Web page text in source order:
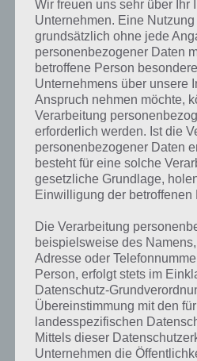
Kurze
Ruine
Wir freuen uns sehr über Ihr
Unternehmen. Eine
grundsätzlich ohne jede
personenbezogener Daten
betroffene Person
Unternehmens über unsere
Anspruch nehmen möchte,
Verarbeitung
erforderlich werden. Ist die
personenbezogener Daten
besteht für eine solche
gesetzliche Grundlage,
Einwilligung der betroffenen
Die Verarbeitung
beispielsweise des
Adresse oder
Person, erfolgt stets im
Datenschutz-
Übereinstimmung mit den
landesspezifischen
Mittels dieser
Unternehmen die